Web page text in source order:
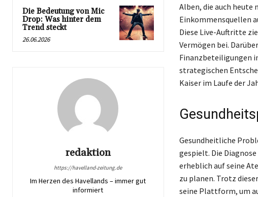
Die Bedeutung von Mic
Drop: Was hinter dem
Trend steckt
26.06.2026
redaktion
https://havelland-zeitung.de
Im Herzen des Havellands – immer gut
informiert
Alben, die auch heute
Einkommensquellen
Diese Live-Auftritte
Vermögen bei.
Finanzbeteiligungen
strategischen
Kaiser im Laufe der
Gesundheitliche
gespielt. Die
erheblich auf seine
zu planen. Trotz
seine Plattform, um